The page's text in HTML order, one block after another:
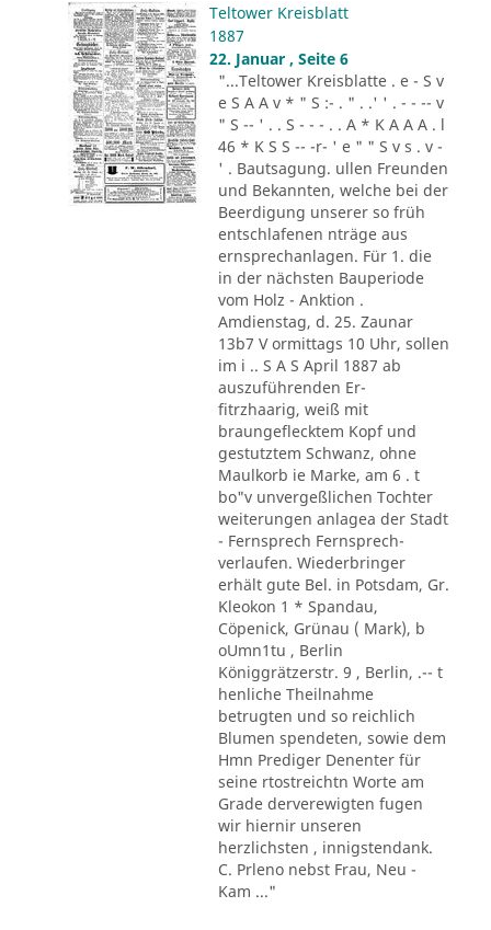
Teltower Kreisblatt
1887
22. Januar , Seite 6
"...Teltower Kreisblatte . e - S v
e S A A v * " S :- . " . .' ' . - - -- v
" S -- ' . . S - - - . . A * K A A A . l
46 * K S S -- -r- ' e " " S v s . v -
' . Bautsagung. ullen Freunden
und Bekannten, welche bei der
Beerdigung unserer so früh
entschlafenen nträge aus
ernsprechanlagen. Für 1. die
in der nächsten Bauperiode
vom Holz - Anktion .
Amdienstag, d. 25. Zaunar
13b7 V ormittags 10 Uhr, sollen
im i .. S A S April 1887 ab
auszuführenden Er-
fitrzhaarig, weiß mit
braungeflecktem Kopf und
gestutztem Schwanz, ohne
Maulkorb ie Marke, am 6 . t
bo"v unvergeßlichen Tochter
weiterungen anlagea der Stadt
- Fernsprech Fernsprech-
verlaufen. Wiederbringer
erhält gute Bel. in Potsdam, Gr.
Kleokon 1 * Spandau,
Cöpenick, Grünau ( Mark), b
oUmn1tu , Berlin
Königgrätzerstr. 9 , Berlin, .-- t
henliche Theilnahme
betrugten und so reichlich
Blumen spendeten, sowie dem
Hmn Prediger Denenter für
seine rtostreichtn Worte am
Grade derverewigten fugen
wir hiernir unseren
herzlichsten , innigstendank.
C. Prleno nebst Frau, Neu -
Kam ..."